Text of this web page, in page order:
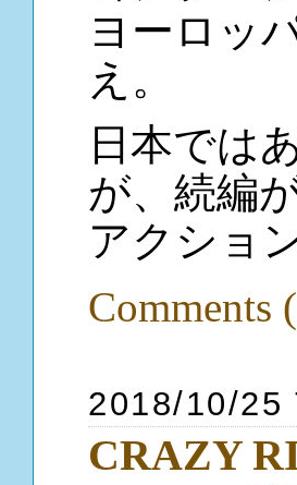
ヨーロッ
え。
日本では
が、続編
アクショ
Comments
2018/10/25
CRAZY